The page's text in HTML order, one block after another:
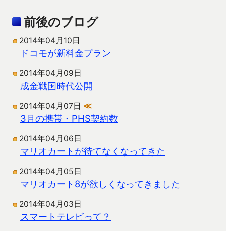
前後のブログ
2014年04月10日
ドコモが新料金プラン
2014年04月09日
成金戦国時代公開
2014年04月07日 ≪
3月の携帯・PHS契約数
2014年04月06日
マリオカートが待てなくなってきた
2014年04月05日
マリオカート8が欲しくなってきました
2014年04月03日
スマートテレビって？